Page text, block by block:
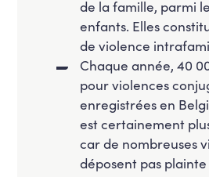
de la famille, parmi
enfants. Elles
de violence
Chaque année, 40
pour violences
enregistrées en
est certainement
car de nombreuses
déposent pas